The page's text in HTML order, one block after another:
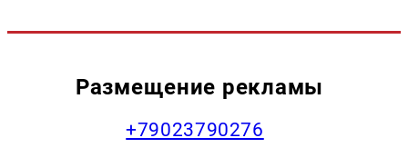
Размещение рекламы
+79023790276